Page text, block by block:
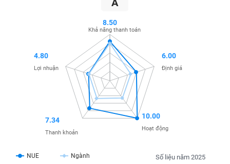
A
Số liệu năm 2025
NUE Ngành
8.50
Khả năng thanh toán
6.00
Định giá
10.00
Hoạt động
7.34
Thanh khoản
4.80
Lợi nhuận
THÔNG